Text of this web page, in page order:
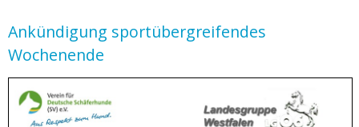
Ankündigung sportübergreifendes
Wochenende